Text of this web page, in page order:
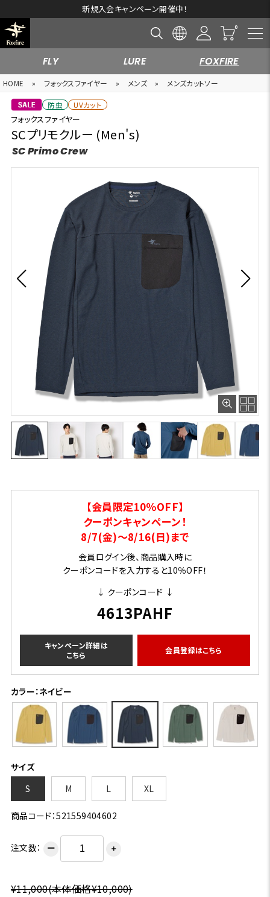
新規入会キャンペーン開催中！
FLY LURE FOXFIRE
HOME » フォックスファイヤー » メンズ » メンズカットソー
防虫 UVカット
フォックスファイヤー
SCプリモクルー (Men's)
SC Primo Crew
【会員限定10％OFF】
クーポンキャンペーン！
8/7(金)～8/16(日)まで
会員ログイン後、商品購入時に
クーポンコードを入力すると10％OFF！
↓ クーポンコード ↓
4613PAHF
キャンペーン詳細は
こちら
会員登録はこちら
カラー：ネイビー
サイズ
S
M L XL
商品コード：521559404602
注文数： ー ＋
¥11,000(本体価格¥10,000)